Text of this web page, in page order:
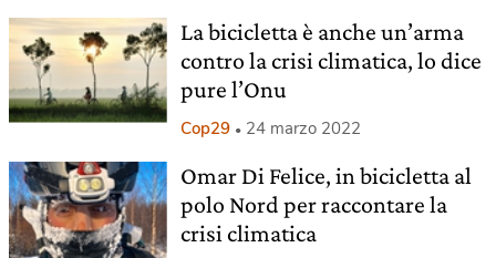
La bicicletta è anche un’arma
contro la crisi climatica, lo dice
pure l’Onu
Cop29 24 marzo 2022
Omar Di Felice, in bicicletta al
polo Nord per raccontare la
crisi climatica